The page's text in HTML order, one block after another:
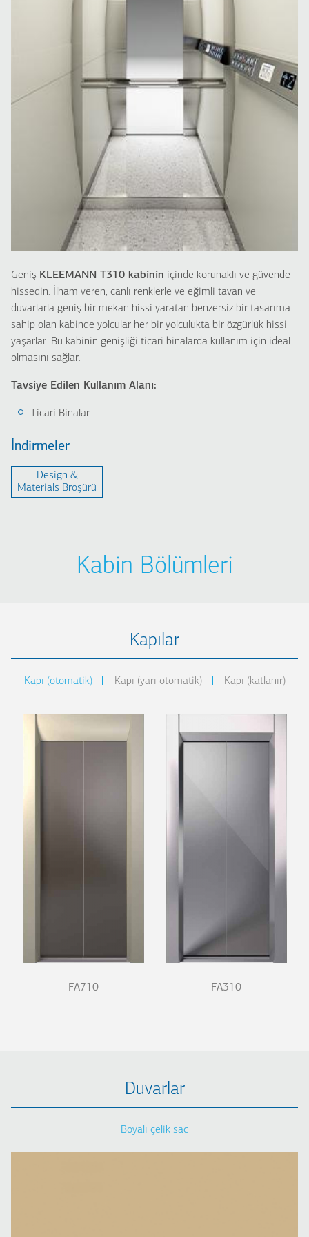
A310
FREIGHT
Yük asansörü
Geniş KLEEMANN T310 kabinin içinde korunaklı ve güvende
hissedin. İlham veren, canlı renklerle ve eğimli tavan ve
duvarlarla geniş bir mekan hissi yaratan benzersiz bir tasarıma
sahip olan kabinde yolcular her bir yolculukta bir özgürlük hissi
yaşarlar. Bu kabinin genişliği ticari binalarda kullanım için ideal
olmasını sağlar.
Tavsiye Edilen Kullanım Alanı:
Ticari Binalar
İndirmeler
Design &
Μaterials Broşürü
Kabin Bölümleri
Kapılar
Kapı (otomatik) Kapı (yarı otomatik) Kapı (katlanır)
FA710 FA310
Duvarlar
Boyalı çelik sac